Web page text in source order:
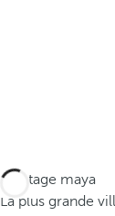
Héritage maya
La plus grande